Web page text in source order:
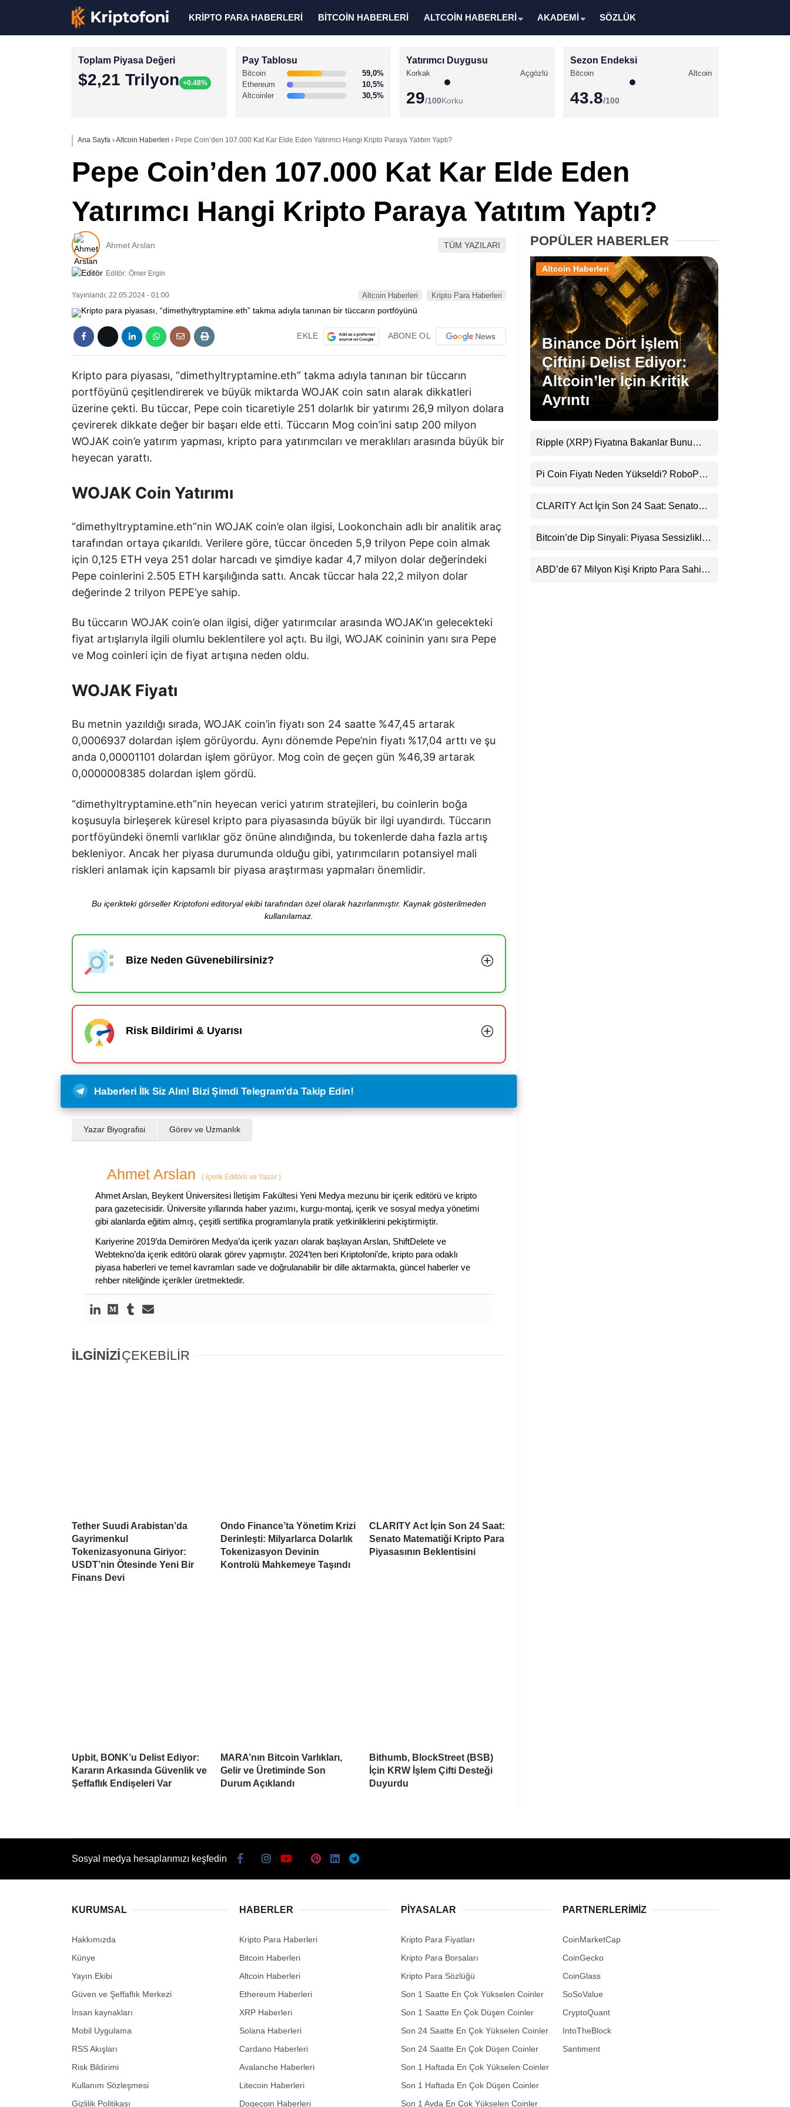
XRP Haberleri
Memecoin Haberleri
Stablecoin Haberleri
Facebook
Instagram
LinkedIn
Telegram
KRİPTO PARA HABERLERİ BİTCOİN HABERLERİ ALTCOİN HABERLERİ AKADEMİ SÖZLÜK
Toplam Piyasa Değeri
$2,21 Trilyon +0.48%
Pay Tablosu
Bitcoin
59,0%
Ethereum
10,5%
Altcoinler
30,5%
Yatırımcı Duygusu
Korkak Açgözlü
29/100Korku
Sezon Endeksi
Bitcoin Altcoin
43.8/100
Ana Sayfa ›Altcoin Haberleri › Pepe Coin’den 107.000 Kat Kar Elde Eden Yatırımcı Hangi Kripto Paraya Yatıtım Yaptı?
Pepe Coin’den 107.000 Kat Kar Elde Eden
Yatırımcı Hangi Kripto Paraya Yatıtım Yaptı?
Ahmet Arslan TÜM YAZILARI
Editör: Ömer Ergin
Yayınlandı: 22.05.2024 - 01:00 Altcoin Haberleri Kripto Para Haberleri
EKLE ABONE OL
Kripto para piyasası, “dimethyltryptamine.eth” takma adıyla tanınan bir tüccarın
portföyünü çeşitlendirerek ve büyük miktarda WOJAK coin satın alarak dikkatleri
üzerine çekti. Bu tüccar, Pepe coin ticaretiyle 251 dolarlık bir yatırımı 26,9 milyon dolara
çevirerek dikkate değer bir başarı elde etti. Tüccarın Mog coin’ini satıp 200 milyon
WOJAK coin’e yatırım yapması, kripto para yatırımcıları ve meraklıları arasında büyük bir
heyecan yarattı.
WOJAK Coin Yatırımı
“dimethyltryptamine.eth”nin WOJAK coin’e olan ilgisi, Lookonchain adlı bir analitik araç
tarafından ortaya çıkarıldı. Verilere göre, tüccar önceden 5,9 trilyon Pepe coin almak
için 0,125 ETH veya 251 dolar harcadı ve şimdiye kadar 4,7 milyon dolar değerindeki
Pepe coinlerini 2.505 ETH karşılığında sattı. Ancak tüccar hala 22,2 milyon dolar
değerinde 2 trilyon PEPE’ye sahip.
Bu tüccarın WOJAK coin’e olan ilgisi, diğer yatırımcılar arasında WOJAK’ın gelecekteki
fiyat artışlarıyla ilgili olumlu beklentilere yol açtı. Bu ilgi, WOJAK coininin yanı sıra Pepe
ve Mog coinleri için de fiyat artışına neden oldu.
WOJAK Fiyatı
Bu metnin yazıldığı sırada, WOJAK coin’in fiyatı son 24 saatte %47,45 artarak
0,0006937 dolardan işlem görüyordu. Aynı dönemde Pepe’nin fiyatı %17,04 arttı ve şu
anda 0,00001101 dolardan işlem görüyor. Mog coin de geçen gün %46,39 artarak
0,0000008385 dolardan işlem gördü.
“dimethyltryptamine.eth”nin heyecan verici yatırım stratejileri, bu coinlerin boğa
koşusuyla birleşerek küresel kripto para piyasasında büyük bir ilgi uyandırdı. Tüccarın
portföyündeki önemli varlıklar göz önüne alındığında, bu tokenlerde daha fazla artış
bekleniyor. Ancak her piyasa durumunda olduğu gibi, yatırımcıların potansiyel mali
riskleri anlamak için kapsamlı bir piyasa araştırması yapmaları önemlidir.
Bu içerikteki görseller Kriptofoni editoryal ekibi tarafından özel olarak hazırlanmıştır. Kaynak gösterilmeden
kullanılamaz.
Bize Neden Güvenebilirsiniz?
Risk Bildirimi & Uyarısı
Haberleri İlk Siz Alın! Bizi Şimdi Telegram'da Takip Edin!
Yazar Biyografisi Görev ve Uzmanlık
Ahmet Arslan ( İçerik Editörü ve Yazar )
Ahmet Arslan, Beykent Üniversitesi İletişim Fakültesi Yeni Medya mezunu bir içerik editörü ve kripto
para gazetecisidir. Üniversite yıllarında haber yazımı, kurgu-montaj, içerik ve sosyal medya yönetimi
gibi alanlarda eğitim almış, çeşitli sertifika programlarıyla pratik yetkinliklerini pekiştirmiştir.
Kariyerine 2019’da Demirören Medya’da içerik yazarı olarak başlayan Arslan, ShiftDelete ve
Webtekno’da içerik editörü olarak görev yapmıştır. 2024’ten beri Kriptofoni’de, kripto para odaklı
piyasa haberleri ve temel kavramları sade ve doğrulanabilir bir dille aktarmakta, güncel haberler ve
rehber niteliğinde içerikler üretmektedir.
İLGİNİZİÇEKEBİLİR
Tether Suudi Arabistan’da
Gayrimenkul
Tokenizasyonuna Giriyor:
USDT’nin Ötesinde Yeni Bir
Finans Devi
Ondo Finance’ta Yönetim Krizi
Derinleşti: Milyarlarca Dolarlık
Tokenizasyon Devinin
Kontrolü Mahkemeye Taşındı
CLARITY Act İçin Son 24 Saat:
Senato Matematiği Kripto Para
Piyasasının Beklentisini
Upbit, BONK’u Delist Ediyor:
Kararın Arkasında Güvenlik ve
Şeffaflık Endişeleri Var
MARA’nın Bitcoin Varlıkları,
Gelir ve Üretiminde Son
Durum Açıklandı
Bithumb, BlockStreet (BSB)
İçin KRW İşlem Çifti Desteği
Duyurdu
POPÜLER HABERLER
Binance Dört İşlem
Çiftini Delist Ediyor:
Altcoin’ler İçin Kritik
Ayrıntı
Altcoin Haberleri
Ripple (XRP) Fiyatına Bakanlar Bunu
Uyarı
Pi Coin Fiyatı Neden Yükseldi? RoboPay
Destekledi
CLARITY Act İçin Son 24 Saat: Senato
Beklentisini Bozabilir
Bitcoin’de Dip Sinyali: Piyasa Sessizlikle
ABD’de 67 Milyon Kişi Kripto Para Sahibi:
Sosyal medya hesaplarımızı keşfedin
KURUMSAL
Hakkımızda
Künye
Yayın Ekibi
Güven ve Şeffaflık Merkezi
İnsan kaynakları
Mobil Uygulama
RSS Akışları
Risk Bildirimi
Kullanım Sözleşmesi
Gizlilik Politikası
HABERLER
Kripto Para Haberleri
Bitcoin Haberleri
Altcoin Haberleri
Ethereum Haberleri
XRP Haberleri
Solana Haberleri
Cardano Haberleri
Avalanche Haberleri
Litecoin Haberleri
Dogecoin Haberleri
PIYASALAR
Kripto Para Fiyatları
Kripto Para Borsaları
Kripto Para Sözlüğü
Son 1 Saatte En Çok Yükselen Coinler
Son 1 Saatte En Çok Düşen Coinler
Son 24 Saatte En Çok Yükselen Coinler
Son 24 Saatte En Çok Düşen Coinler
Son 1 Haftada En Çok Yükselen Coinler
Son 1 Haftada En Çok Düşen Coinler
Son 1 Ayda En Çok Yükselen Coinler
PARTNERLERIMIZ
CoinMarketCap
CoinGecko
CoinGlass
SoSoValue
CryptoQuant
IntoTheBlock
Santiment